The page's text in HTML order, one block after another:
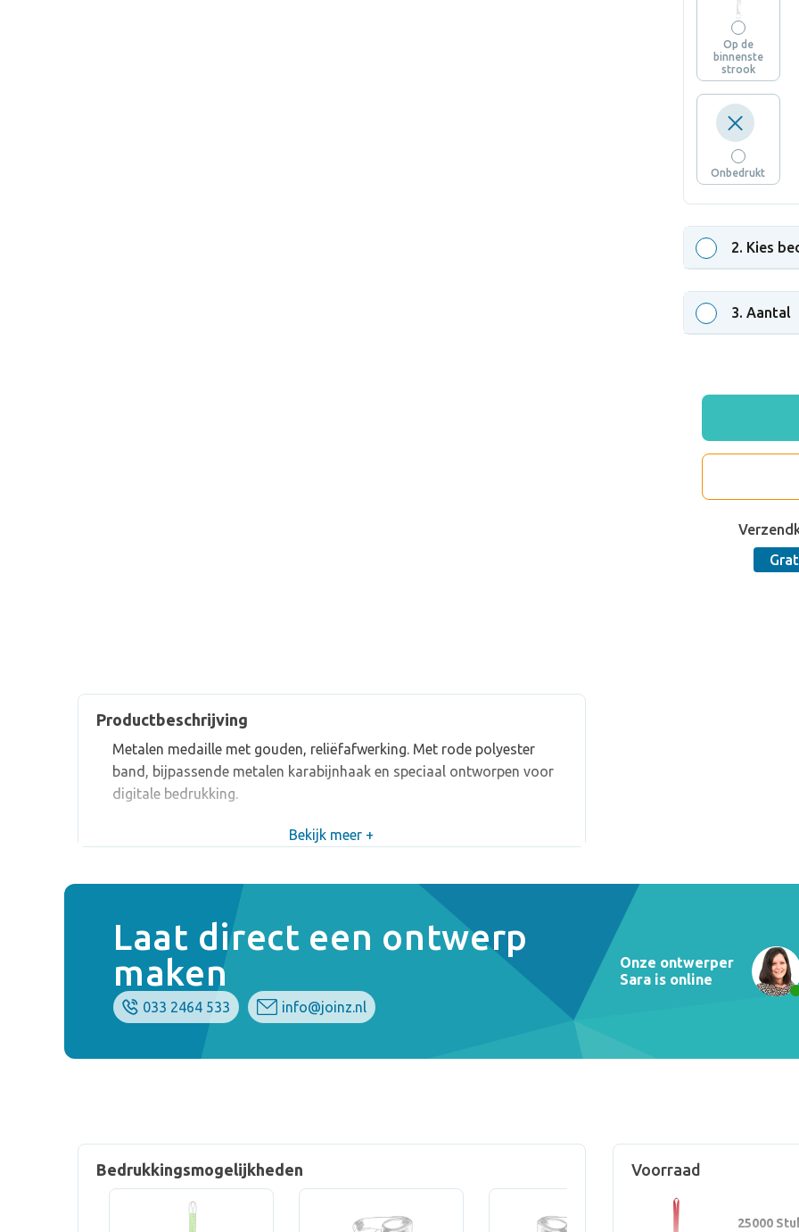
Op de
binnenste
strook
Onbedrukt
2. Kies
3. Aantal
Productbeschrijving
Metalen medaille met gouden, reliëfafwerking. Met rode polyester
band, bijpassende metalen karabijnhaak en speciaal ontworpen voor
digitale bedrukking.
Bekijk meer +
Laat direct een ontwerp
maken
033 2464 533 info@joinz.nl
Onze ontwerper
Sara is online
Bedrukkingsmogelijkheden Voorraad
25000